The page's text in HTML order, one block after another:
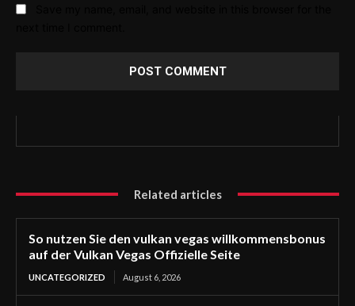
Related articles
So nutzen Sie den vulkan vegas willkommensbonus
auf der Vulkan Vegas Offizielle Seite
UNCATEGORIZED August 6, 2026